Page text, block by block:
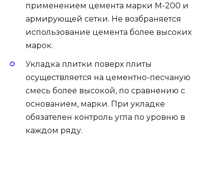
применением цемента марки М-200 и
армирующей сетки. Не возбраняется
использование цемента более высоких
марок.
Укладка плитки поверх плиты
осуществляется на цементно-песчаную
смесь более высокой, по сравнению с
основанием, марки. При укладке
обязателен контроль угла по уровню в
каждом ряду.